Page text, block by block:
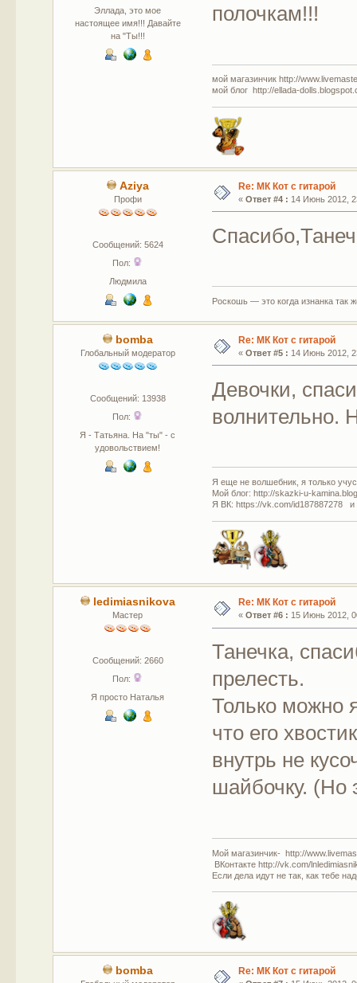
Эллада, это мое
настоящее имя!!! Давайте
на "Ты!!!
полочкам!!!
мой магазинчик http://
мой блог http://ellada-
Aziya
Профи
Сообщений: 5624
Пол:
Людмила
Re: МК Кот с гитарой
« Ответ #4 : 14 Июнь 2012,
Роскошь — это когда изнанка
bomba
Глобальный модератор
Сообщений: 13938
Пол:
Я - Татьяна. На "ты" - с
удовольствием!
Re: МК Кот с гитарой
« Ответ #5 : 14 Июнь 2012,
Девочки,
волнительно.
Я еще не волшебник, я только
Мой блог: http://skazki-u-
Я ВК: https://vk.com/id187887278 и
ledimiasnikova
Мастер
Сообщений: 2660
Пол:
Я просто Наталья
Re: МК Кот с гитарой
« Ответ #6 : 15 Июнь 2012,
Танечка,
прелесть.
Только можно
что его
внутрь не
шайбочку. (Но
Мой магазинчик- http://
ВКонтакте http://vk.com/
Если дела идут не так, как тебе
bomba Re: МК Кот с гитарой